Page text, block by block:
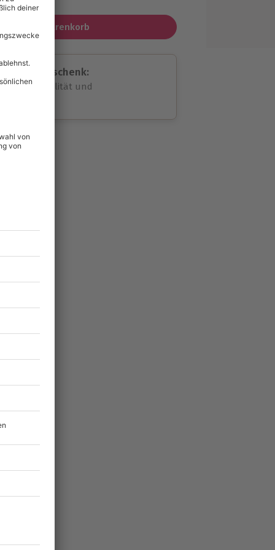
In den Warenkorb
Geschenk:
volle Flexibilität und
°P